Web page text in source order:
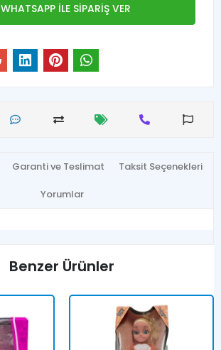
WHATSAPP İLE SİPARİŞ VER
Garanti ve Teslimat Taksit Seçenekleri
Yorumlar
Benzer Ürünler